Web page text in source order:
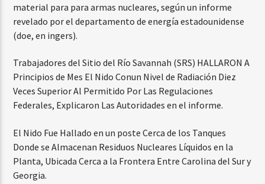
material para para armas nucleares, según un informe
revelado por el departamento de energía estadounidense
(doe, en ingers).
Trabajadores del Sitio del Río Savannah (SRS) HALLARON A
Principios de Mes El Nido Conun Nivel de Radiación Diez
Veces Superior Al Permitido Por Las Regulaciones
Federales, Explicaron Las Autoridades en el informe.
El Nido Fue Hallado en un poste Cerca de los Tanques
Donde se Almacenan Residuos Nucleares Líquidos en la
Planta, Ubicada Cerca a la Frontera Entre Carolina del Sur y
Georgia.